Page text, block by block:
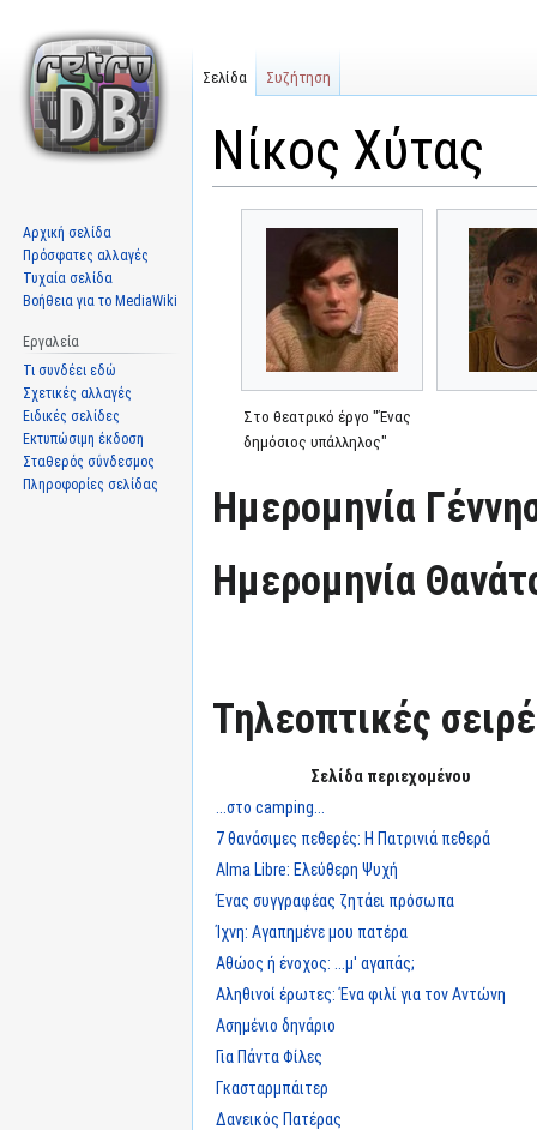
Νίκος Χύτας
Στο θεατρικό έργο "Ένας
δημόσιος υπάλληλος"
Ημερομηνία
Ημερομηνία
Τηλεοπτικές
Σελίδα περιεχομένου
...στο camping...
7 θανάσιμες πεθερές: Η Πατρινιά πεθερά
Alma Libre: Ελεύθερη Ψυχή
Ένας συγγραφέας ζητάει πρόσωπα
Ίχνη: Αγαπημένε μου πατέρα
Αθώος ή ένοχος: ...μ' αγαπάς;
Αληθινοί έρωτες: Ένα φιλί για τον Αντώνη
Ασημένιο δηνάριο
Για Πάντα Φίλες
Γκασταρμπάιτερ
Δανεικός Πατέρας
Σελίδα Συζήτηση
Αρχική σελίδα
Πρόσφατες αλλαγές
Τυχαία σελίδα
Βοήθεια για το MediaWiki
Εργαλεία
Τι συνδέει εδώ
Σχετικές αλλαγές
Ειδικές σελίδες
Εκτυπώσιμη έκδοση
Σταθερός σύνδεσμος
Πληροφορίες σελίδας